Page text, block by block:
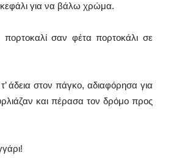
για να βάλω χρώμα.
σαν φέτα πορτοκάλι σε
άδεια στον πάγκο, αδιαφόρησα για
και πέρασα τον δρόμο προς